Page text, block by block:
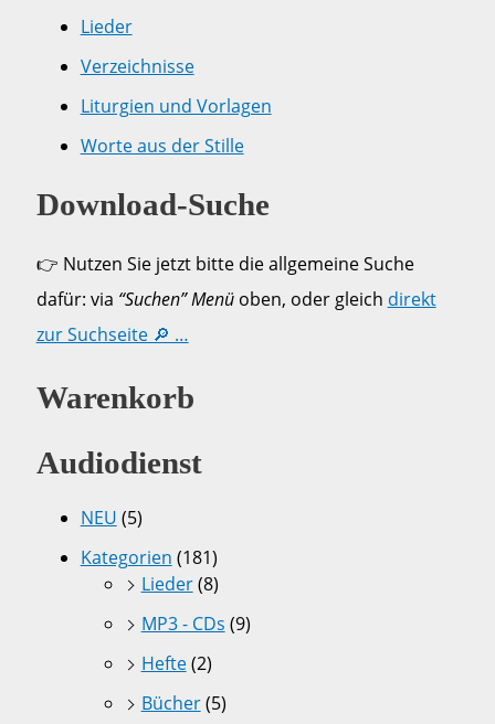
Lieder
Verzeichnisse
Liturgien und Vorlagen
Worte aus der Stille
Download-Suche
👉 Nutzen Sie jetzt bitte die allgemeine Suche
dafür: via “Suchen” Menüoben, oder gleich direkt
zur Suchseite 🔎 …
Warenkorb
Audiodienst
NEU (5)
Kategorien (181)
Lieder(8)
MP3 - CDs (9)
Hefte(2)
Bücher(5)